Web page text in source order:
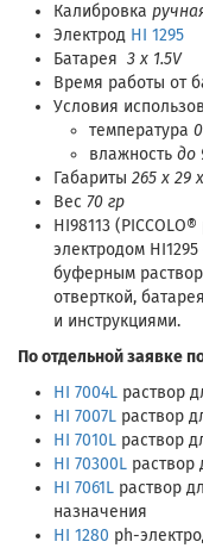
Калибровка
Электрод HI 1295
Батарея 3 x 1.5V
Время работы от
Условия
температура
влажность до
Габариты 265 x 29
Вес 70 гр
HI98113
электродом
буферным
отверткой,
и инструкциями.
По отдельной заявке
HI 7004L раствор
HI 7007L раствор
HI 7010L раствор
HI 70300L раствор
HI 7061L раствор
назначения
HI 1280 ph-